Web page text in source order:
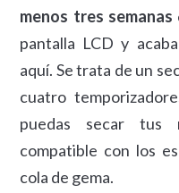
menos tres semanas
pantalla LCD y
aquí. Se trata de un
cuatro
puedas secar tus
compatible con los
cola de gema.